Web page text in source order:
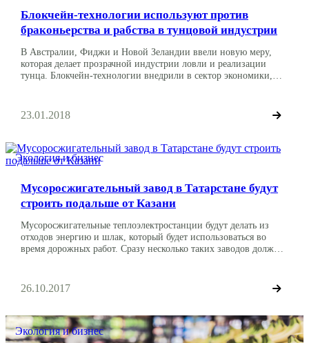
Блокчейн-технологии используют против
браконьерства и рабства в тунцовой индустрии
В Австралии, Фиджи и Новой Зеландии ввели новую меру,
которая делает прозрачной индустрии ловли и реализации
тунца. Блокчейн-технологии внедрили в сектор экономики,
компания ConsenSys и Sea Quest Fiji Ltd. Пока они работают на
островах Тихого океана. Предполагается, что […]
23.01.2018
Экология и бизнес
Мусоросжигательный завод в Татарстане будут
строить подальше от Казани
Мусоросжигательные теплоэлектростанции будут делать из
отходов энергию и шлак, который будет использоваться во
время дорожных работ. Сразу несколько таких заводов должны
решили строить в Зеленодольском районе. Компания-
застройщик «РТ-Инвест» сообщает, что мусоросжигательные
Подмосковье каждый объект […]
26.10.2017
Экология и бизнес